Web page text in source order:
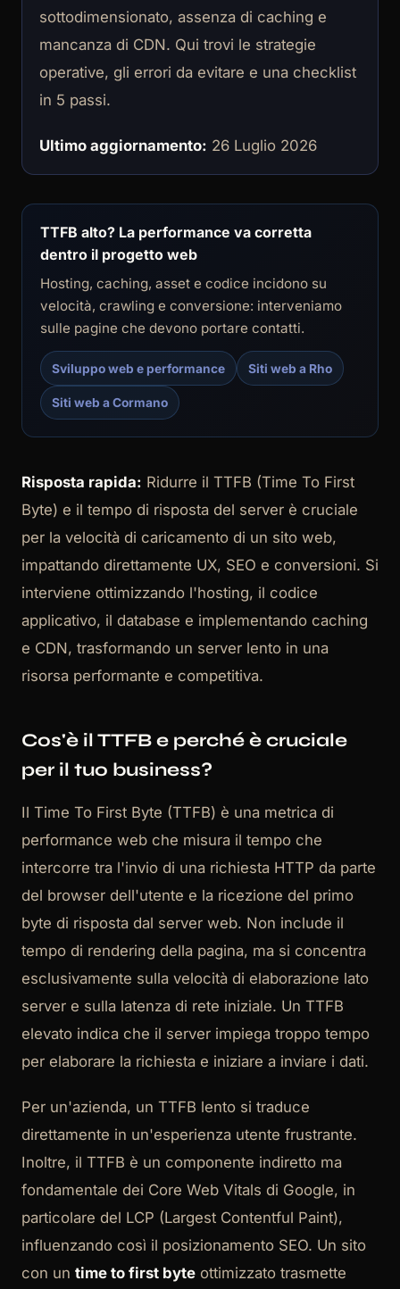
sottodimensionato, assenza di caching e
mancanza di CDN. Qui trovi le strategie
operative, gli errori da evitare e una checklist
in 5 passi.
Ultimo aggiornamento: 26 Luglio 2026
TTFB alto? La performance va corretta
dentro il progetto web
Hosting, caching, asset e codice incidono su
velocità, crawling e conversione: interveniamo
sulle pagine che devono portare contatti.
Sviluppo web e performance Siti web a Rho
Siti web a Cormano
Risposta rapida: Ridurre il TTFB (Time To First
Byte) e il tempo di risposta del server è cruciale
per la velocità di caricamento di un sito web,
impattando direttamente UX, SEO e conversioni. Si
interviene ottimizzando l'hosting, il codice
applicativo, il database e implementando caching
e CDN, trasformando un server lento in una
risorsa performante e competitiva.
Cos'è il TTFB e perché è cruciale
per il tuo business?
Il Time To First Byte (TTFB) è una metrica di
performance web che misura il tempo che
intercorre tra l'invio di una richiesta HTTP da parte
del browser dell'utente e la ricezione del primo
byte di risposta dal server web. Non include il
tempo di rendering della pagina, ma si concentra
esclusivamente sulla velocità di elaborazione lato
server e sulla latenza di rete iniziale. Un TTFB
elevato indica che il server impiega troppo tempo
per elaborare la richiesta e iniziare a inviare i dati.
Per un'azienda, un TTFB lento si traduce
direttamente in un'esperienza utente frustrante.
Inoltre, il TTFB è un componente indiretto ma
fondamentale dei Core Web Vitals di Google, in
particolare del LCP (Largest Contentful Paint),
influenzando così il posizionamento SEO. Un sito
con un time to first byte ottimizzato trasmette